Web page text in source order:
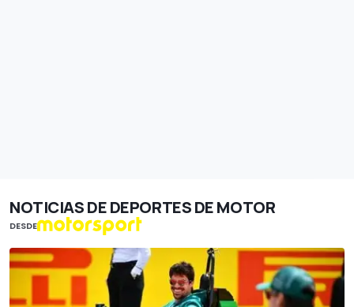
NOTICIAS DE DEPORTES DE MOTOR
DESDE